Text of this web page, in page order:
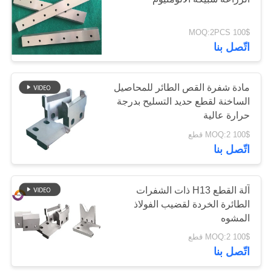
سياسة
الخصوصية
100$ MOQ:2PCS
اتّصل بنا
مادة شفرة القص الطائر للمحاصيل
الساخنة لقطع حديد التسليح بدرجة
حرارة عالية
100$ MOQ:2 قطع
اتّصل بنا
آلة القطع H13 ذات الشفرات
الطائرة الخردة لقضيب الفولاذ
المشوه
100$ MOQ:2 قطع
اتّصل بنا